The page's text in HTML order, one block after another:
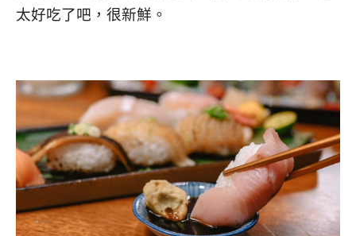
太好吃了吧，很新鮮。